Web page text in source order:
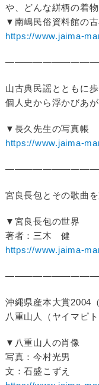
や、どんな絣柄の着
▼南嶋民俗資料館の
https://www.jaima-
山古典民謡とともに
個人史から浮かびあ
▼長久先生の写真帳
https://www.jaima-
宮良長包とその歌曲
▼宮良長包の世界
著者：三木 健
https://www.jaima-
沖縄県産本大賞2004
八重山人（ヤイマピ
▼八重山人の肖像
写真：今村光男
文：石盛こずえ